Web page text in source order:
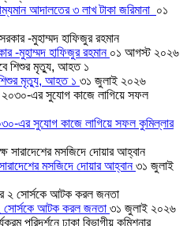
আদালতের ৩ লাখ টাকা জরিমানা ০১
-মুহাম্মদ হাফিজুর রহমান ০১ আগস্ট ২০২৬
শিশুর মৃত্যু, আহত ১ ৩১ জুলাই ২০২৬
এর সুযোগ কাজে লাগিয়ে সফল কুমিল্লার
মসজিদে দোয়ার আহ্বান৩১ জুলাই
সোর্সকে আটক করল জনতা ৩১ জুলাই ২০২৬